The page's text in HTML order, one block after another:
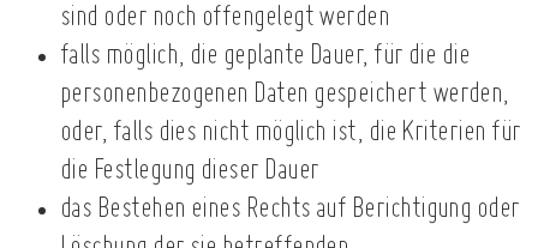
sind oder noch offengelegt werden
falls möglich, die geplante Dauer, für die die
personenbezogenen Daten gespeichert werden,
oder, falls dies nicht möglich ist, die Kriterien für
die Festlegung dieser Dauer
das Bestehen eines Rechts auf Berichtigung oder